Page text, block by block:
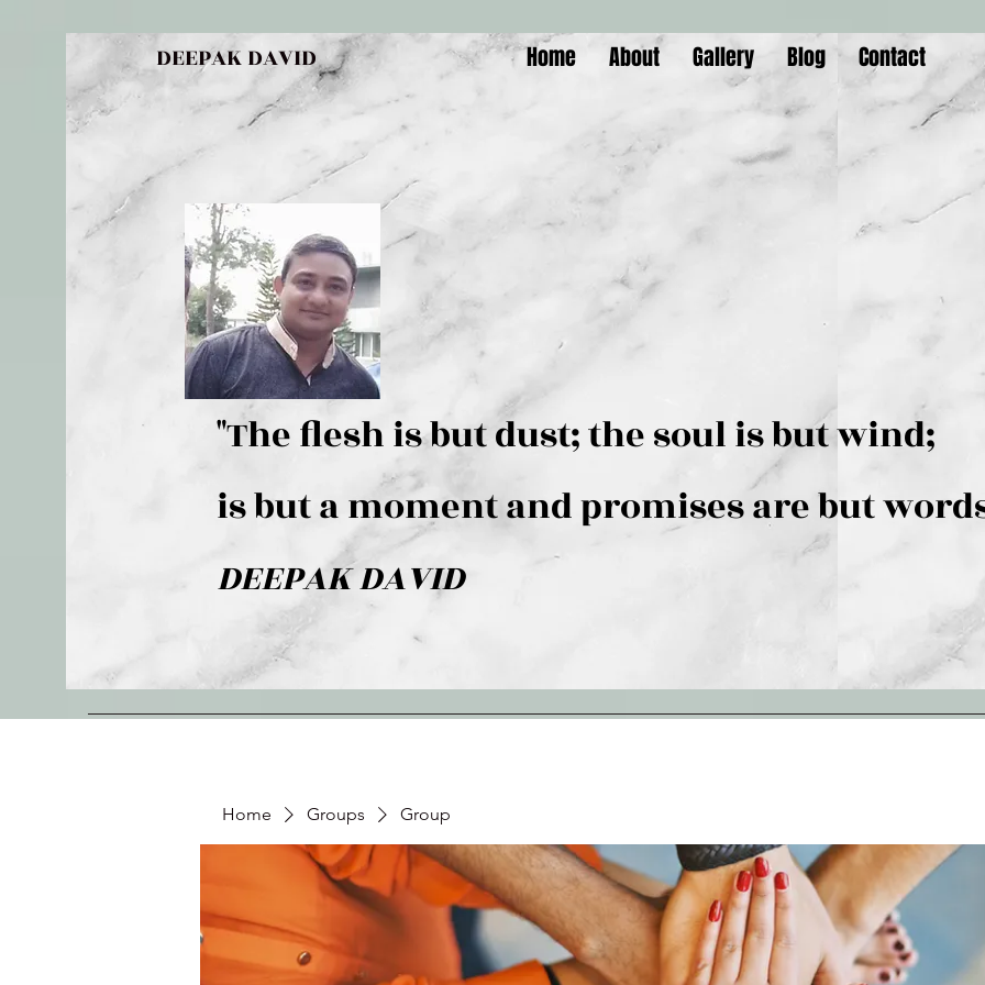
DEEPAK DAVID Home About Gallery Blog Contact
"The flesh is but dust; the
is but a moment and promises are but
DEEPAK DAVID
Home Groups Group